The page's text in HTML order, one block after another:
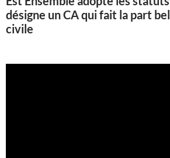
désigne un CA qui fait la part
civile